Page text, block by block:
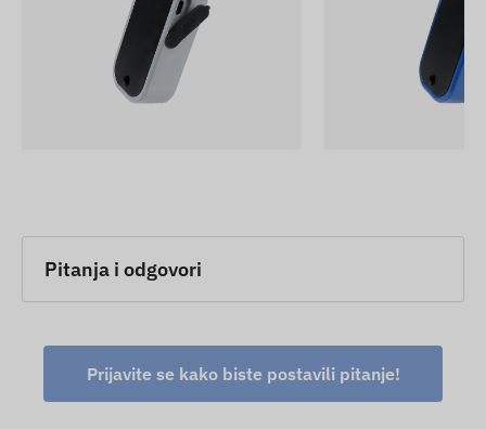
Pitanja i odgovori
Prijavite se kako biste postavili pitanje!